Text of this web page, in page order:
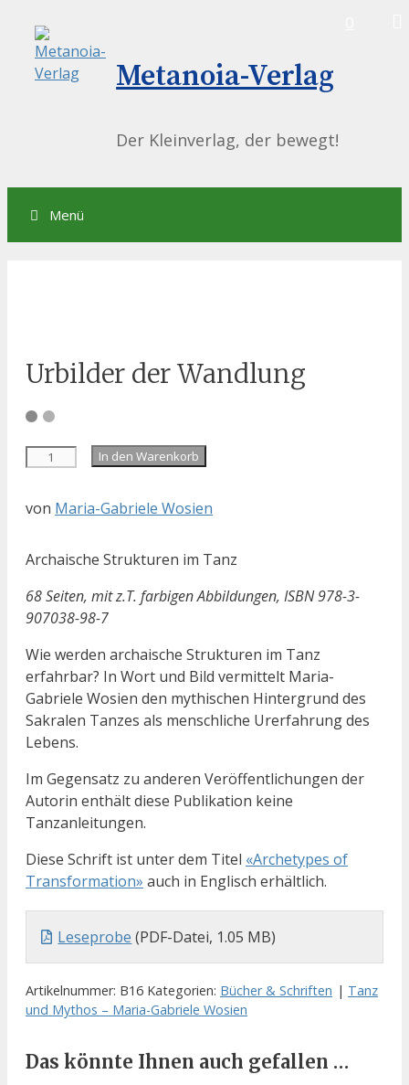
zum
Inhalt
Metanoia-Verlag
Der Kleinverlag, der bewegt!
Menü
Urbilder der Wandlung
Anzahl In den Warenkorb
von Maria-Gabriele Wosien
Archaische Strukturen im Tanz
68 Seiten, mit z.T. farbigen Abbildungen, ISBN 978-3-
907038-98-7
Wie werden archaische Strukturen im Tanz
erfahrbar? In Wort und Bild vermittelt Maria-
Gabriele Wosien den mythischen Hintergrund des
Sakralen Tanzes als menschliche Urerfahrung des
Lebens.
Im Gegensatz zu anderen Veröffentlichungen der
Autorin enthält diese Publikation keine
Tanzanleitungen.
Diese Schrift ist unter dem Titel «Archetypes of
Transformation» auch in Englisch erhältlich.
Leseprobe (PDF-Datei, 1.05 MB)
Artikelnummer: B16 Kategorien: Bücher & Schriften | Tanz
und Mythos – Maria-Gabriele Wosien
Das könnte Ihnen auch gefallen …